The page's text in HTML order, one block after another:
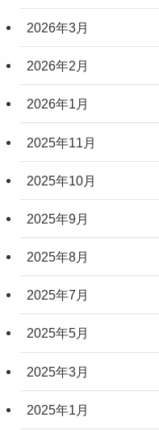
2026年3月
2026年2月
2026年1月
2025年11月
2025年10月
2025年9月
2025年8月
2025年7月
2025年5月
2025年3月
2025年1月